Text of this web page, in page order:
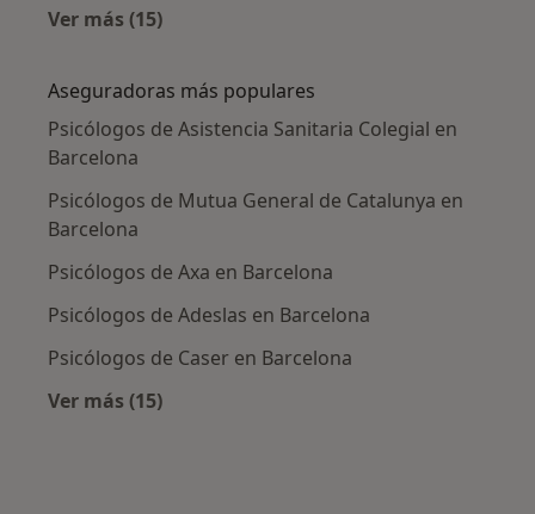
Ver más (15)
Aseguradoras más populares
Psicólogos de Asistencia Sanitaria Colegial en
Barcelona
Psicólogos de Mutua General de Catalunya en
Barcelona
Psicólogos de Axa en Barcelona
Psicólogos de Adeslas en Barcelona
Psicólogos de Caser en Barcelona
Ver más (15)